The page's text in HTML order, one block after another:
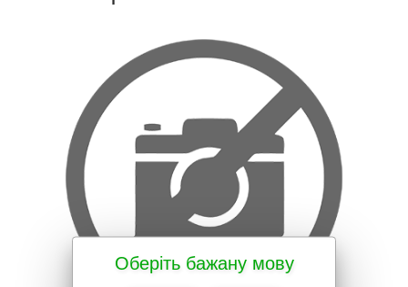
Оберіть бажану мову